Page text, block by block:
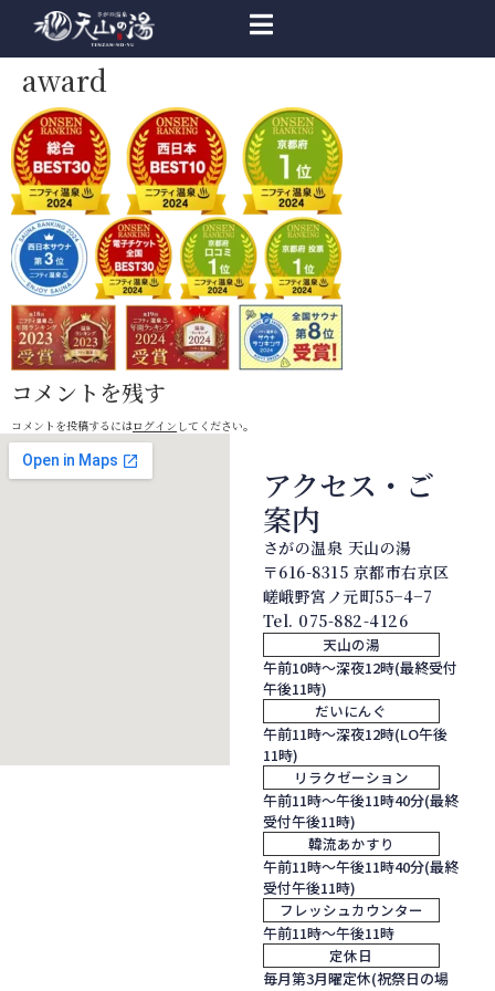
award
コメントを残す
コメントを投稿するにはログイン してください。
アクセス・ご
案内
さがの温泉 天山の湯
〒616-8315 京都市右京区
嵯峨野宮ノ元町55−4−7
Tel. 075-882-4126
天山の湯
午前10時～深夜12時(最終受付
午後11時)
だいにんぐ
午前11時～深夜12時(LO午後
11時)
リラクゼーション
午前11時～午後11時40分(最終
受付午後11時)
韓流あかすり
午前11時～午後11時40分(最終
受付午後11時)
フレッシュカウンター
午前11時～午後11時
定休日
毎月第3月曜定休(祝祭日の場